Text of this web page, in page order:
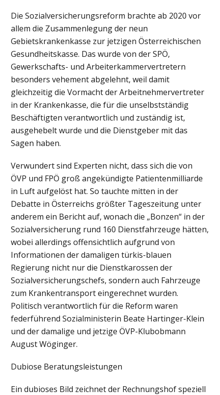
Die Sozialversicherungsreform brachte ab 2020 vor
allem die Zusammenlegung der neun
Gebietskrankenkasse zur jetzigen Österreichischen
Gesundheitskasse. Das wurde von der SPÖ,
Gewerkschafts- und Arbeiterkammervertretern
besonders vehement abgelehnt, weil damit
gleichzeitig die Vormacht der Arbeitnehmervertreter
in der Krankenkasse, die für die unselbstständig
Beschäftigten verantwortlich und zuständig ist,
ausgehebelt wurde und die Dienstgeber mit das
Sagen haben.
Verwundert sind Experten nicht, dass sich die von
ÖVP und FPÖ groß angekündigte Patientenmilliarde
in Luft aufgelöst hat. So tauchte mitten in der
Debatte in Österreichs größter Tageszeitung unter
anderem ein Bericht auf, wonach die „Bonzen“ in der
Sozialversicherung rund 160 Dienstfahrzeuge hätten,
wobei allerdings offensichtlich aufgrund von
Informationen der damaligen türkis-blauen
Regierung nicht nur die Dienstkarossen der
Sozialversicherungschefs, sondern auch Fahrzeuge
zum Krankentransport eingerechnet wurden.
Politisch verantwortlich für die Reform waren
federführend Sozialministerin Beate Hartinger-Klein
und der damalige und jetzige ÖVP-Klubobmann
August Wöginger.
Dubiose Beratungsleistungen
Ein dubioses Bild zeichnet der Rechnungshof speziell